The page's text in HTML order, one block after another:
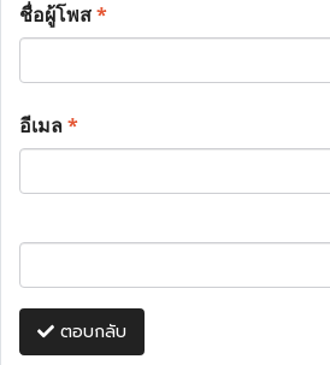
ชื่อผู้โพส*
อีเมล*
ตอบกลับ